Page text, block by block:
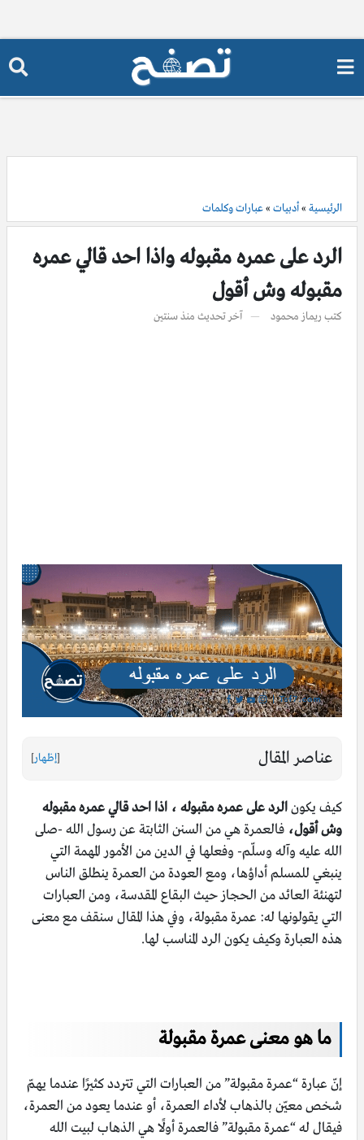
الرئيسية »أدبيات »عبارات وكلمات
الرد على عمره مقبوله واذا احد قالي عمره
مقبوله وش أقول
كتب ريماز محمود آخر تحديث منذ سنتين
عناصر المقال [إظهار]
كيف يكونالرد على عمره مقبوله ، اذا احد قالي عمره مقبوله
وش أقول، فالعمرة هي من السنن الثابتة عن رسول الله -صلى
الله عليه وآله وسلّم- وفعلها في الدين من الأمور المهمة التي
ينبغي للمسلم أداؤها، ومع العودة من العمرة ينطلق الناس
لتهنئة العائد من الحجاز حيث البقاع المقدسة، ومن العبارات
التي يقولونها له: عمرة مقبولة، وفي هذا المقال سنقف مع معنى
هذه العبارة وكيف يكون الرد المناسب لها.
ما هو معنى عمرة مقبولة
إنّ عبارة “عمرة مقبولة” من العبارات التي تتردد كثيرًا عندما يهمّ
شخص معيّن بالذهاب لأداء العمرة، أو عندما يعود من العمرة،
فيقال له “عمرة مقبولة” فالعمرة أولًا هي الذهاب لبيت الله